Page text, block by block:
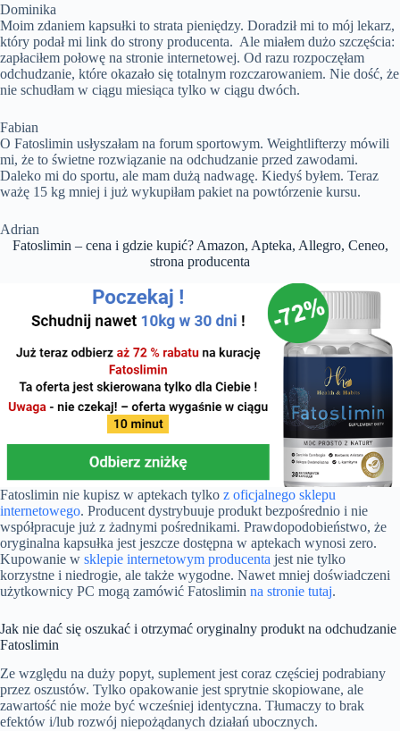
Dominika
Moim zdaniem kapsułki to strata pieniędzy. Doradził mi to mój lekarz,
który podał mi link do strony producenta. Ale miałem dużo szczęścia:
zapłaciłem połowę na stronie internetowej. Od razu rozpoczęłam
odchudzanie, które okazało się totalnym rozczarowaniem. Nie dość, że
nie schudłam w ciągu miesiąca tylko w ciągu dwóch.
Fabian
O Fatoslimin usłyszałam na forum sportowym. Weightlifterzy mówili
mi, że to świetne rozwiązanie na odchudzanie przed zawodami.
Daleko mi do sportu, ale mam dużą nadwagę. Kiedyś byłem. Teraz
ważę 15 kg mniej i już wykupiłam pakiet na powtórzenie kursu.
Adrian
Fatoslimin – cena i gdzie kupić? Amazon, Apteka, Allegro, Ceneo,
strona producenta
Fatoslimin nie kupisz w aptekach tylko z oficjalnego sklepu
internetowego. Producent dystrybuuje produkt bezpośrednio i nie
współpracuje już z żadnymi pośrednikami. Prawdopodobieństwo, że
oryginalna kapsułka jest jeszcze dostępna w aptekach wynosi zero.
Kupowanie w sklepie internetowym producenta jest nie tylko
korzystne i niedrogie, ale także wygodne. Nawet mniej doświadczeni
użytkownicy PC mogą zamówić Fatoslimin na stronie tutaj.
Jak nie dać się oszukać i otrzymać oryginalny produkt na odchudzanie
Fatoslimin
Ze względu na duży popyt, suplement jest coraz częściej podrabiany
przez oszustów. Tylko opakowanie jest sprytnie skopiowane, ale
zawartość nie może być wcześniej identyczna. Tłumaczy to brak
efektów i/lub rozwój niepożądanych działań ubocznych.